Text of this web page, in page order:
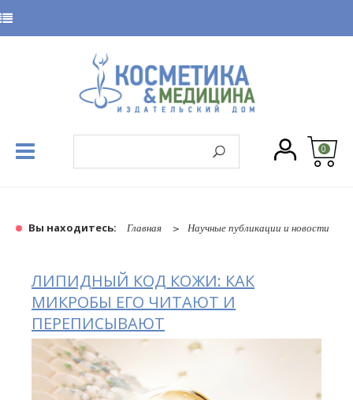
0
Вы находитесь: Главная Научные публикации и новости
ЛИПИДНЫЙ КОД КОЖИ: КАК
МИКРОБЫ ЕГО ЧИТАЮТ И
ПЕРЕПИСЫВАЮТ